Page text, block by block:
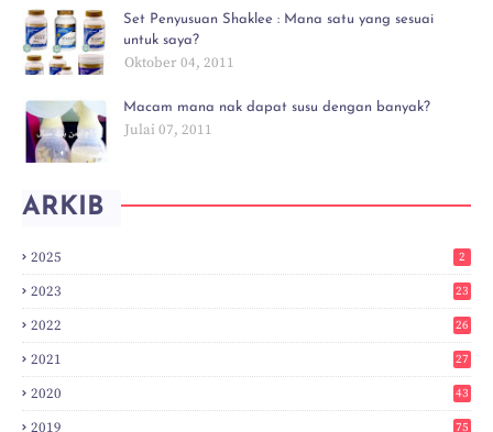
Set Penyusuan Shaklee : Mana satu yang sesuai
untuk saya?
Oktober 04, 2011
Macam mana nak dapat susu dengan banyak?
Julai 07, 2011
ARKIB
2025 2
2023 23
2022 26
2021 27
2020 43
2019 75